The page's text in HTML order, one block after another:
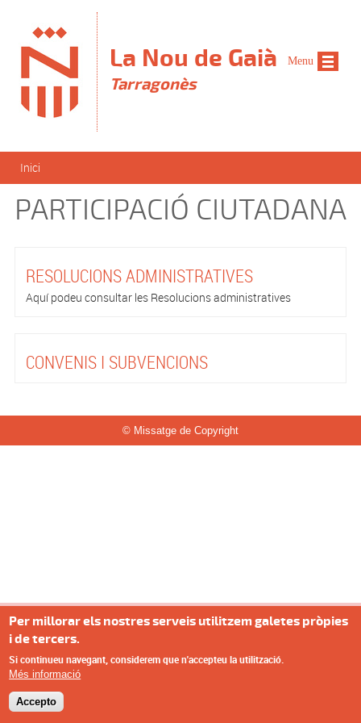
La Nou de Gaià
Tarragonès
Esteu aquí
Inici
PARTICIPACIÓ CIUTADANA
RESOLUCIONS ADMINISTRATIVES
Aquí podeu consultar les Resolucions administratives
CONVENIS I SUBVENCIONS
© Missatge de Copyright
Menu
Per millorar els nostres serveis utilitzem galetes pròpies
i de tercers.
Si continueu navegant, considerem que n'accepteu la utilització.
Més informació
Accepto